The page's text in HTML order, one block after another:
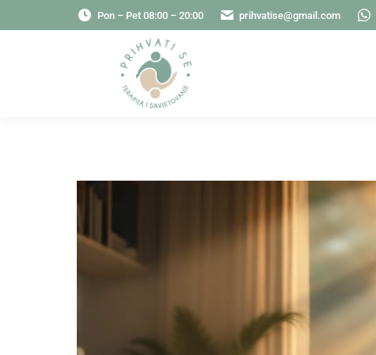
Pon – Pet 08:00 – 20:00 prihvatise@gmail.com